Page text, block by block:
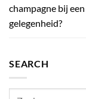
champagne bij
gelegenheid?
SEARCH